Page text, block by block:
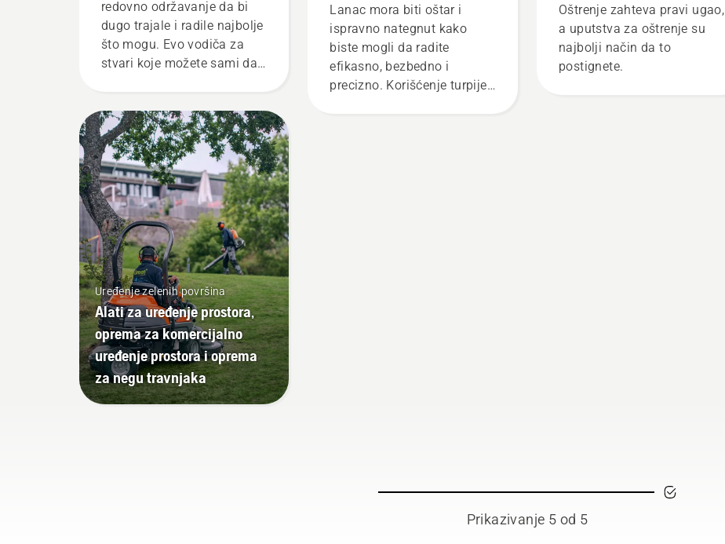
redovno održavanje da bi
dugo trajale i radile najbolje
što mogu. Evo vodiča za
stvari koje možete sami da
Uređenje zelenih površina
Alati za uređenje prostora,
oprema za komercijalno
uređenje prostora i oprema
za negu travnjaka
Lanac mora biti oštar i
ispravno nategnut kako
biste mogli da radite
efikasno, bezbedno i
precizno. Korišćenje turpije
testere
Oštrenje zahteva pravi ugao,
a uputstva za oštrenje su
najbolji način da to
postignete.
Prikazivanje 5 od 5